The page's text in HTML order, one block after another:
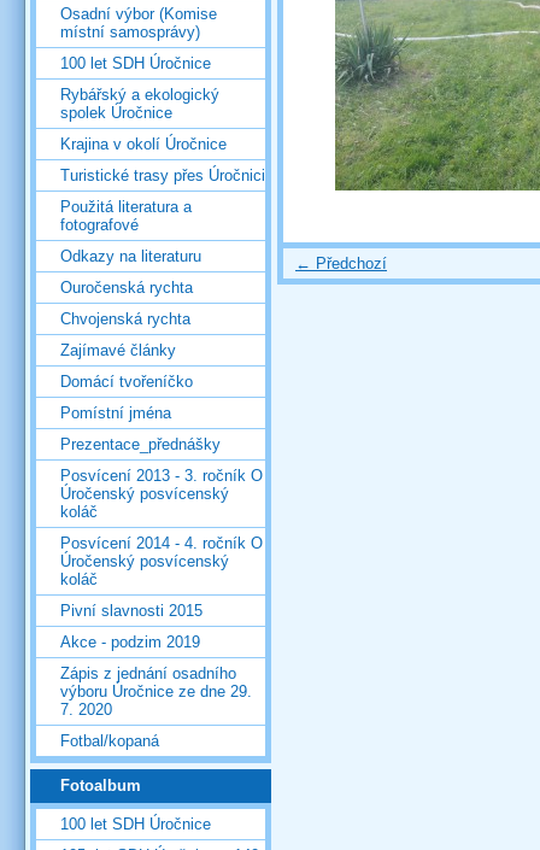
← Předchozí
Osadní výbor (Komise
místní samosprávy)
100 let SDH Úročnice
Rybářský a ekologický
spolek Úročnice
Krajina v okolí Úročnice
Turistické trasy přes Úročnici
Použitá literatura a
fotografové
Odkazy na literaturu
Ouročenská rychta
Chvojenská rychta
Zajímavé články
Domácí tvořeníčko
Pomístní jména
Prezentace_přednášky
Posvícení 2013 - 3. ročník O
Úročenský posvícenský
koláč
Posvícení 2014 - 4. ročník O
Úročenský posvícenský
koláč
Pivní slavnosti 2015
Akce - podzim 2019
Zápis z jednání osadního
výboru Úročnice ze dne 29.
7. 2020
Fotbal/kopaná
Fotoalbum
100 let SDH Úročnice